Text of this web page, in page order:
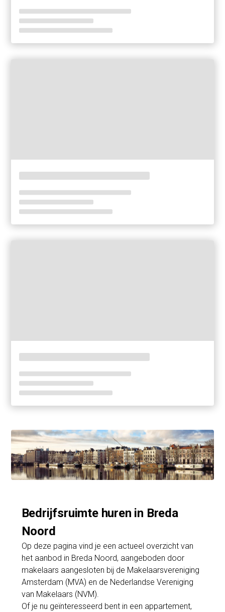
Bedrijfsruimte huren in Breda
Noord
Op deze pagina vind je een actueel overzicht van
het aanbod in Breda Noord, aangeboden door
makelaars aangesloten bij de Makelaarsvereniging
Amsterdam (MVA) en de Nederlandse Vereniging
van Makelaars (NVM).
Of je nu geïnteresseerd bent in een appartement,